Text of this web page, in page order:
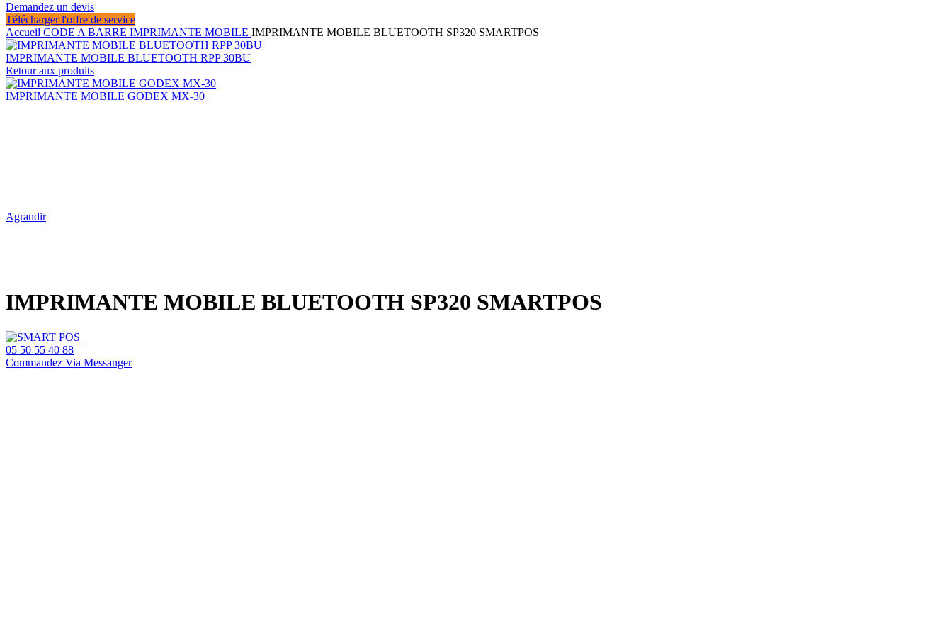
Demandez un devis
Télécharger l'offre de service
Accueil CODE A BARRE IMPRIMANTE MOBILE IMPRIMANTE MOBILE BLUETOOTH SP320 SMARTPOS
IMPRIMANTE MOBILE BLUETOOTH RPP 30BU
Retour aux produits
IMPRIMANTE MOBILE GODEX MX-30
Agrandir
IMPRIMANTE MOBILE BLUETOOTH SP320 SMARTPOS
05 50 55 40 88
Commandez Via Messanger